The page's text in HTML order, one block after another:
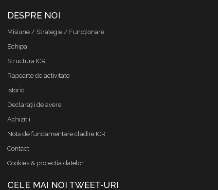
DESPRE NOI
Misiune / Strategie / Funcţionare
Echipa
Structura ICR
Rapoarte de activitate
Istoric
Declaraţii de avere
Achizitii
Nota de fundamentare cladire ICR
Contact
Cookies & protectia datelor
CELE MAI NOI TWEET-URI